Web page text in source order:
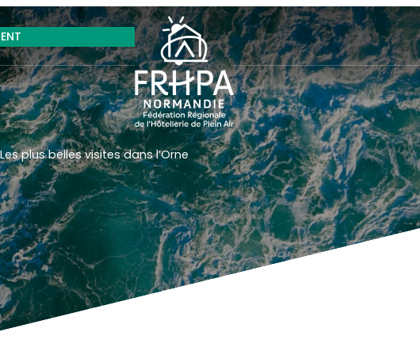
plus belles visites dans l’Orne